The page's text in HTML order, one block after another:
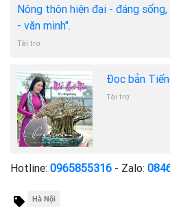
Nông thôn hiện đại - đáng
- văn minh".
Tài trợ
Đọc bản
Tài trợ
Hotline: 0965855316 - Zalo:
Hà Nội